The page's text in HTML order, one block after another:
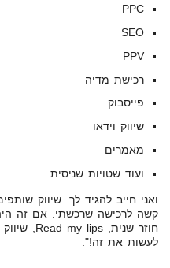
PPC
SEO
PPV
רכישת מדיה
פייסבוק
שיווק וידאו
מאמרים
ועוד שטויות שניסית…
קשה לרכישה שרכשתי. אם זה היה
לעשות את זה!".